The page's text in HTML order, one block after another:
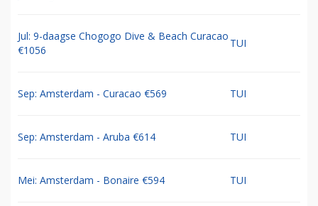
Jul: 9-daagse Chogogo Dive & Beach Curacao
€1056
TUI
Sep: Amsterdam - Curacao €569 TUI
Sep: Amsterdam - Aruba €614 TUI
Mei: Amsterdam - Bonaire €594 TUI